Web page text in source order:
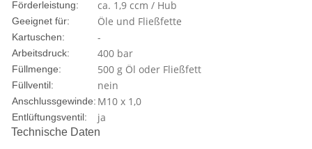
Technische Daten
Förderleistung: ca. 1,9 ccm / Hub
Geeignet für: Öle und Fließfette
Kartuschen: -
Arbeitsdruck: 400 bar
Füllmenge: 500 g Öl oder Fließfett
Füllventil: nein
Anschlussgewinde: M10 x 1,0
Entlüftungsventil: ja